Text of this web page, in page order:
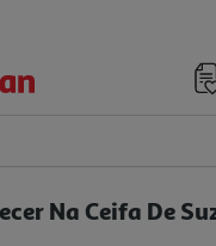
Na Ceifa De